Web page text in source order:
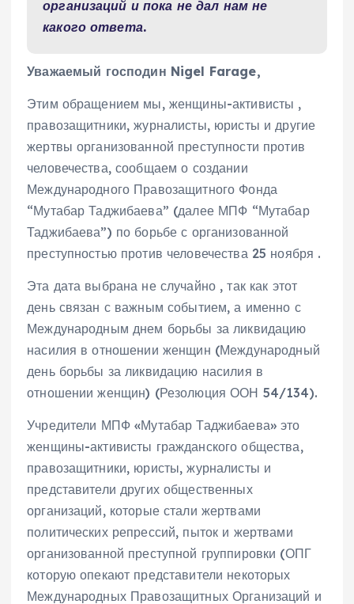
организаций и пока не дал нам не
какого ответа.
Уважаемый господин Nigel Farage,
Этим обращением мы, женщины-активисты ,
правозащитники, журналисты, юристы и другие
жертвы организованной преступности против
человечества, сообщаем о создании
Международного Правозащитного Фонда
“Мутабар Таджибаева” (далее МПФ “Мутабар
Таджибаева”) по борьбе с организованной
преступностью против человечества 25 ноября .
Эта дата выбрана не случайно , так как этот
день связан с важным событием, а именно с
Международным днем борьбы за ликвидацию
насилия в отношении женщин (Международный
день борьбы за ликвидацию насилия в
отношении женщин) (Резолюция ООН 54/134).
Учредители МПФ «Мутабар Таджибаева» это
женщины-активисты гражданского общества,
правозащитники, юристы, журналисты и
представители других общественных
организаций, которые стали жертвами
политических репрессий, пыток и жертвами
организованной преступной группировки (ОПГ
которую опекают представители некоторых
Международных Правозащитных Организаций и